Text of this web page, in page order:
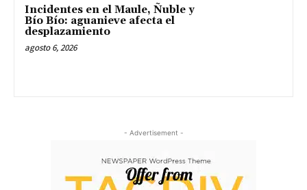
Incidentes en el Maule, Ñuble y
Bío Bío: aguanieve afecta el
desplazamiento
agosto 6, 2026
- Advertisement -